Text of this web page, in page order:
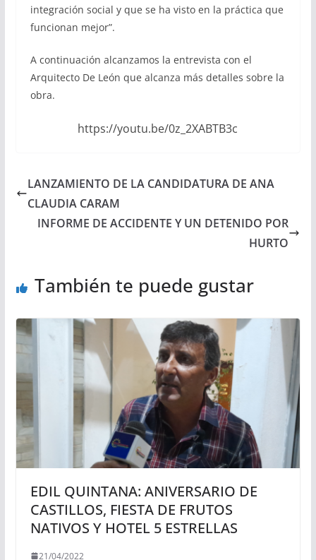
integración social y que se ha visto en la práctica que
funcionan mejor”.
A continuación alcanzamos la entrevista con el
Arquitecto De León que alcanza más detalles sobre la
obra.
https://youtu.be/0z_2XABTB3c
LANZAMIENTO DE LA CANDIDATURA DE ANA
CLAUDIA CARAM
INFORME DE ACCIDENTE Y UN DETENIDO POR
HURTO
También te puede gustar
EDIL QUINTANA: ANIVERSARIO DE
CASTILLOS, FIESTA DE FRUTOS
NATIVOS Y HOTEL 5 ESTRELLAS
21/04/2022